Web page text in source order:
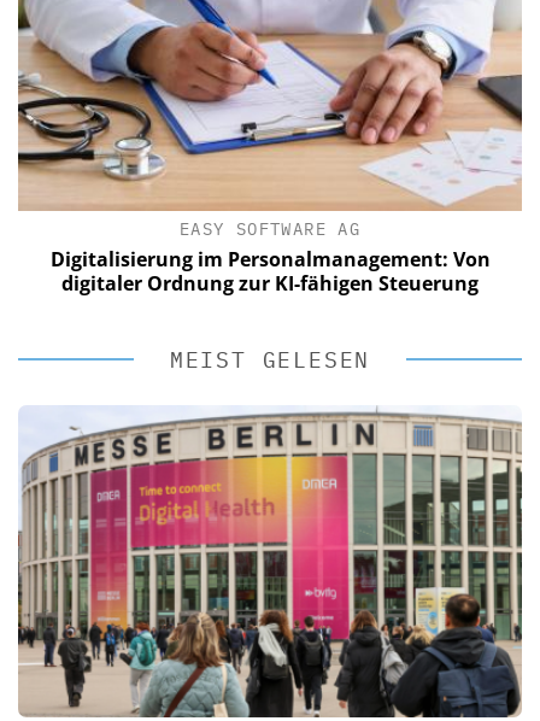
EASY SOFTWARE AG
Digitalisierung im Personalmanagement: Von
digitaler Ordnung zur KI-fähigen Steuerung
MEIST GELESEN